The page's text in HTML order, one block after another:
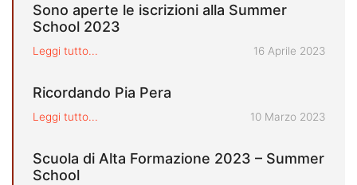
Sono aperte le iscrizioni alla Summer
School 2023
Leggi tutto... Pubblicato il
16 Aprile 2023
Ricordando Pia Pera
Leggi tutto... Pubblicato il
10 Marzo 2023
Scuola di Alta Formazione 2023 – Summer
School